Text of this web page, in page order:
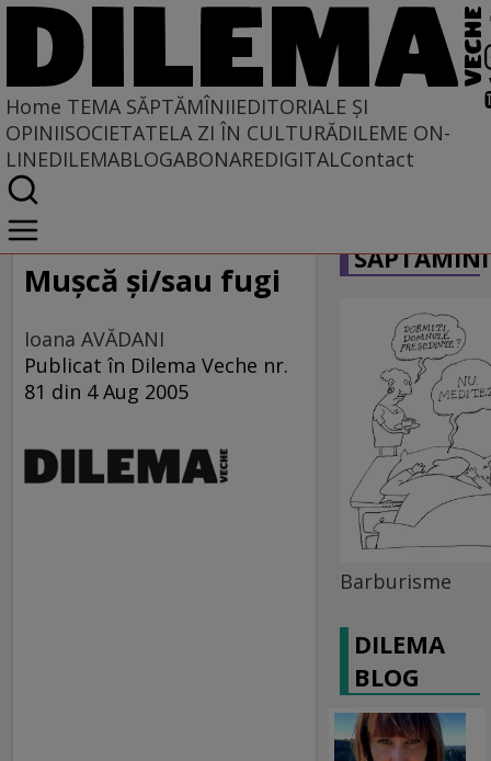
Home TEMA SĂPTĂMÎNIIEDITORIALE ȘI
OPINIISOCIETATELA ZI ÎN CULTURĂDILEME ON-
LINEDILEMABLOGABONAREDIGITALContact
Home
Tema săptămînii
Muşcă şi/sau fugi
Ioana AVĂDANI
Publicat în Dilema Veche nr.
81 din 4 Aug 2005
Barburisme
DILEMA
BLOG